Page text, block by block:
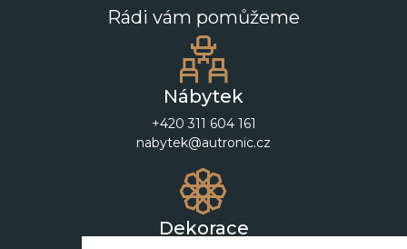
Rádi vám pomůžeme
Nábytek
+420 311 604 161
nabytek@autronic.cz
Dekorace